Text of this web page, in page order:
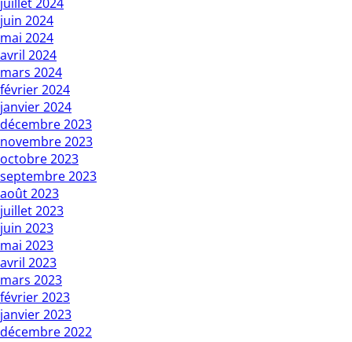
juin 2024
mai 2024
avril 2024
mars 2024
février 2024
janvier 2024
décembre 2023
novembre 2023
octobre 2023
septembre 2023
août 2023
juillet 2023
juin 2023
mai 2023
avril 2023
mars 2023
février 2023
janvier 2023
décembre 2022